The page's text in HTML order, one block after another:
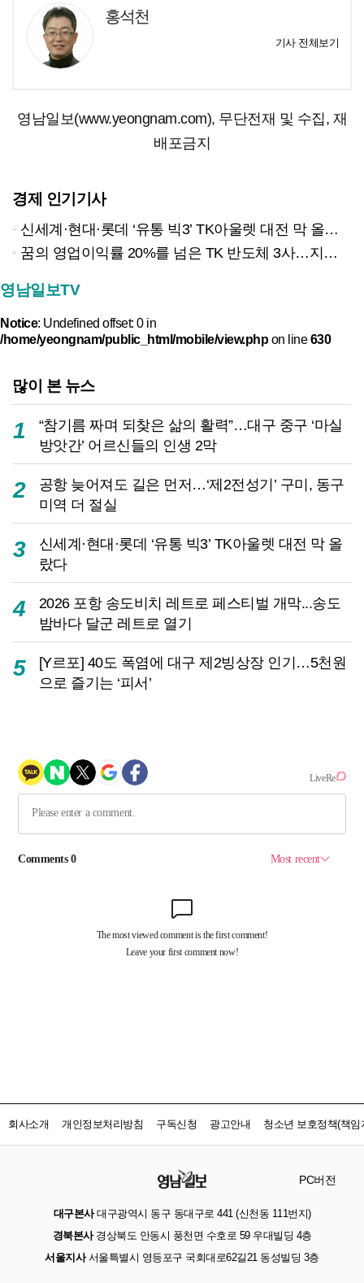
홍석천
기사 전체보기
영남일보(www.yeongnam.com), 무단전재 및 수집, 재
배포금지
경제 인기기사
신세계·현대·롯데 ‘유통 빅3’ TK아울렛 대전 막 올랐다
꿈의 영업이익률 20%를 넘은 TK 반도체 3사…지역 경제 생태계 바꾸나
영남일보TV
Notice: Undefined offset: 0 in
/home/yeongnam/public_html/mobile/view.phpon line630
많이 본 뉴스
1
“참기름 짜며 되찾은 삶의 활력”…대구 중구 ‘마실
방앗간’ 어르신들의 인생 2막
2
공항 늦어져도 길은 먼저…‘제2전성기’ 구미, 동구
미역 더 절실
3
신세계·현대·롯데 ‘유통 빅3’ TK아울렛 대전 막 올
랐다
4
2026 포항 송도비치 레트로 페스티벌 개막...송도
밤바다 달군 레트로 열기
5
[Y르포] 40도 폭염에 대구 제2빙상장 인기…5천원
으로 즐기는 ‘피서’
회사소개 개인정보처리방침 구독신청 광고안내 청소년 보호정책(책임
PC버전
대구본사대구광역시 동구 동대구로 441 (신천동 111번지)
경북본사경상북도 안동시 풍천면 수호로 59 우대빌딩 4층
서울지사서울특별시 영등포구 국회대로62길21 동성빌딩 3층